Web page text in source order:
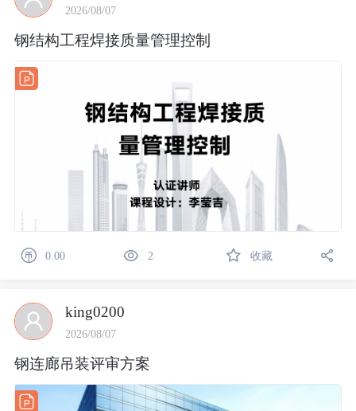
2026/08/07
钢结构工程焊接质量管理控制
0.00 2 收藏
king0200
2026/08/07
钢连廊吊装评审方案